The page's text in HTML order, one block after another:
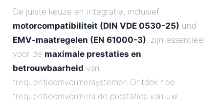
De juiste keuze en integratie, inclusief
motorcompatibiliteit (DIN VDE 0530-25) und
EMV-maatregelen (EN 61000-3), zijn essentieel
voor de maximale prestaties en
betrouwbaarheid van
frequentieomvormersystemen.Ontdek hoe
frequentieomvormers de prestaties van uw